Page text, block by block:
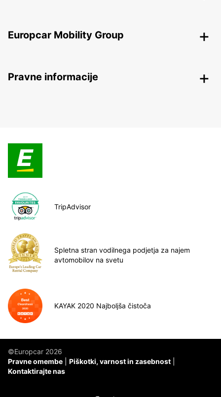
Europcar Mobility Group
Pravne informacije
TripAdvisor
Spletna stran vodilnega podjetja za najem
avtomobilov na svetu
KAYAK 2020 Najboljša čistoča
©Europcar 2026
Pravne omembe
Piškotki, varnost in zasebnost
Kontaktirajte nas